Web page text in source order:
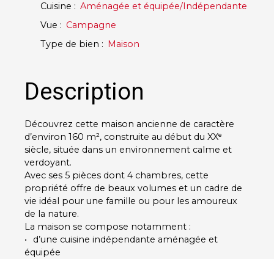
Cuisine : Aménagée et équipée/Indépendante
Vue : Campagne
Type de bien : Maison
Description
Découvrez cette maison ancienne de caractère
d’environ 160 m², construite au début du XXᵉ
siècle, située dans un environnement calme et
verdoyant.
Avec ses 5 pièces dont 4 chambres, cette
propriété offre de beaux volumes et un cadre de
vie idéal pour une famille ou pour les amoureux
de la nature.
La maison se compose notamment :
d’une cuisine indépendante aménagée et
équipée